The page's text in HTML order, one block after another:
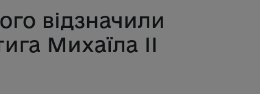
відзначили
Михаїла ІІ